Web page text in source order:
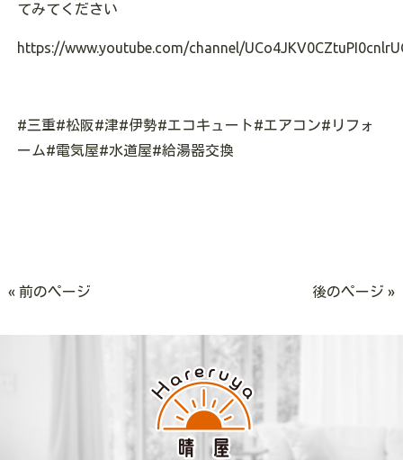
てみてください
https://www.youtube.com/channel/
#三重#松阪#津#伊勢#エコキュート#エアコン#リフォ
ーム#電気屋#水道屋#給湯器交換
« 前のページ 後のページ »